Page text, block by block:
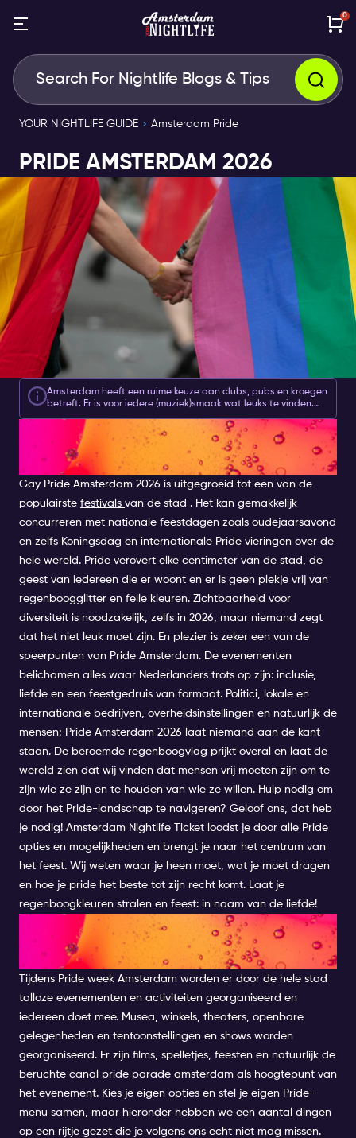
0
YOUR NIGHTLIFE GUIDE Amsterdam Pride
PRIDE AMSTERDAM 2026
Amsterdam heeft een ruime keuze aan clubs, pubs en kroegen
betreft. Er is voor iedere (muziek)smaak wat leuks te vinden.
toegang tot de beste clubs in de stad, vanaf slechts 10 euro.
Dus of je voor het gebruikelijke avondje uit gaat, of als je een
keer iets anders wilt proberen, niets houd je meer tegen!
PRIDE AMSTERDAM 2026: JULI
27-AUGUSTUS 04
Gay Pride Amsterdam 2026 is uitgegroeid tot een van de
populairste festivals van de stad . Het kan gemakkelijk
concurreren met nationale feestdagen zoals oudejaarsavond
en zelfs Koningsdag en internationale Pride vieringen over de
hele wereld. Pride verovert elke centimeter van de stad, de
geest van iedereen die er woont en er is geen plekje vrij van
regenboogglitter en felle kleuren. Zichtbaarheid voor
diversiteit is noodzakelijk, zelfs in 2026, maar niemand zegt
dat het niet leuk moet zijn. En plezier is zeker een van de
speerpunten van Pride Amsterdam. De evenementen
belichamen alles waar Nederlanders trots op zijn: inclusie,
liefde en een feestgedruis van formaat. Politici, lokale en
internationale bedrijven, overheidsinstellingen en natuurlijk de
mensen; Pride Amsterdam 2026 laat niemand aan de kant
staan. De beroemde regenboogvlag prijkt overal en laat de
wereld zien dat wij vinden dat mensen vrij moeten zijn om te
zijn wie ze zijn en te houden van wie ze willen. Hulp nodig om
door het Pride-landschap te navigeren? Geloof ons, dat heb
je nodig! Amsterdam Nightlife Ticket loodst je door alle Pride
opties en mogelijkheden en brengt je naar het centrum van
het feest. Wij weten waar je heen moet, wat je moet dragen
en hoe je pride het beste tot zijn recht komt. Laat je
regenboogkleuren stralen en feest: in naam van de liefde!
HOE VIER JE PRIDE DAY IN
AMSTERDAM
Tijdens Pride week Amsterdam worden er door de hele stad
talloze evenementen en activiteiten georganiseerd en
iedereen doet mee. Musea, winkels, theaters, openbare
gelegenheden en tentoonstellingen en shows worden
georganiseerd. Er zijn films, spelletjes, feesten en natuurlijk de
beruchte canal pride parade amsterdam als hoogtepunt van
het evenement. Kies je eigen opties en stel je eigen Pride-
menu samen, maar hieronder hebben we een aantal dingen
op een rijtje gezet die je volgens ons echt niet mag missen.